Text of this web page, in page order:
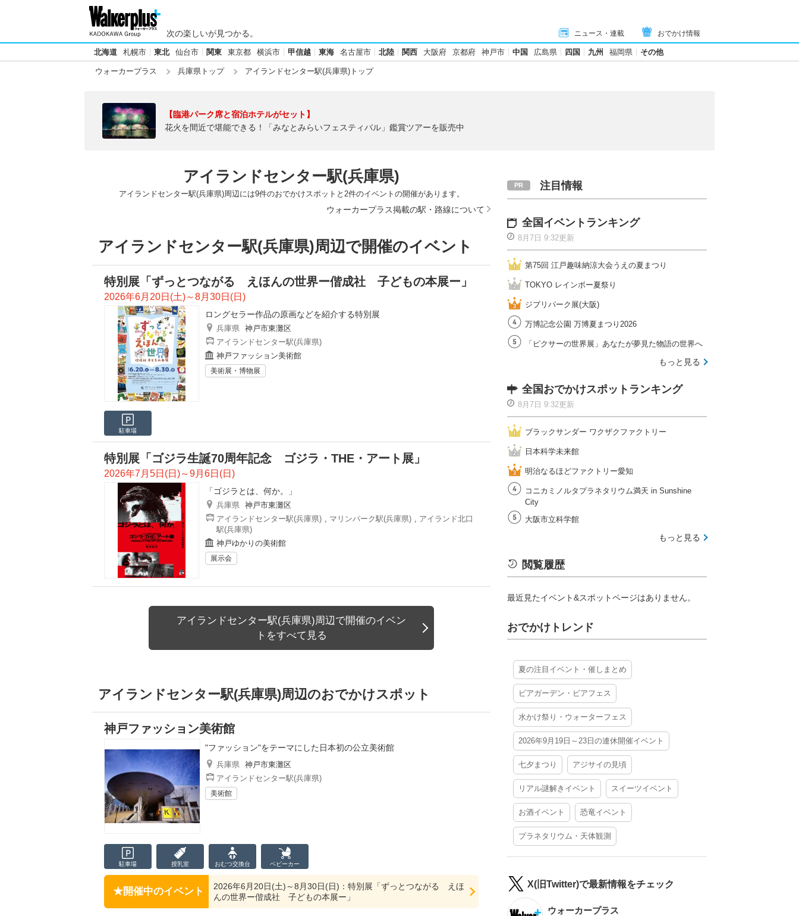
次の楽しいが見つかる。 ニュース・連載 おでかけ情報
北海道 札幌市 東北 仙台市 関東 東京都 横浜市 甲信越 東海 名古屋市 北陸 関西 大阪府 京都府 神戸市 中国 広島県 四国 九州 福岡県 その他
ウォーカープラス 兵庫県トップ アイランドセンター駅(兵庫県)トップ
【臨港パーク席と宿泊ホテルがセット】
花火を間近で堪能できる！「みなとみらいフェスティバル」鑑賞ツアーを販売中
アイランドセンター駅(兵庫県)
アイランドセンター駅(兵庫県)周辺には9件のおでかけスポットと2件のイベントの開催があります。
ウォーカープラス掲載の駅・路線について
アイランドセンター駅(兵庫県)周辺で開催のイベント
特別展「ずっとつながる えほんの世界ー偕成社 子どもの本展ー」
2026年6月20日(土)～8月30日(日)
ロングセラー作品の原画などを紹介する特別展
兵庫県 神戸市東灘区
アイランドセンター駅(兵庫県)
神戸ファッション美術館
美術展・博物展
駐車場
特別展「ゴジラ生誕70周年記念 ゴジラ・THE・アート展」
2026年7月5日(日)～9月6日(日)
「ゴジラとは、何か。」
兵庫県 神戸市東灘区
アイランドセンター駅(兵庫県) , マリンパーク駅(兵庫県) , アイランド北口
駅(兵庫県)
神戸ゆかりの美術館
展示会
アイランドセンター駅(兵庫県)周辺で開催のイベン
トをすべて見る
アイランドセンター駅(兵庫県)周辺のおでかけスポット
神戸ファッション美術館
"ファッション"をテーマにした日本初の公立美術館
兵庫県 神戸市東灘区
アイランドセンター駅(兵庫県)
美術館
駐車場 授乳室 おむつ交換台 ベビーカー
開催中のイベント
2026年6月20日(土)～8月30日(日)：特別展「ずっとつながる えほ
んの世界ー偕成社 子どもの本展ー」
注目情報
全国イベントランキング
8月7日 9:32更新
第75回 江戸趣味納涼大会うえの夏まつり
TOKYO レインボー夏祭り
ジブリパーク展(大阪)
万博記念公園 万博夏まつり2026
「ピクサーの世界展」あなたが夢見た物語の世界へ
もっと見る
全国おでかけスポットランキング
8月7日 9:32更新
ブラックサンダー ワクザクファクトリー
日本科学未来館
明治なるほどファクトリー愛知
コニカミノルタプラネタリウム満天 in Sunshine
City
大阪市立科学館
もっと見る
閲覧履歴
最近見たイベント&スポットページはありません。
おでかけトレンド
夏の注目イベント・催しまとめ
ビアガーデン・ビアフェス
水かけ祭り・ウォーターフェス
2026年9月19日～23日の連休開催イベント
七夕まつり アジサイの見頃
リアル謎解きイベント スイーツイベント
お酒イベント 恐竜イベント
プラネタリウム・天体観測
X(旧Twitter)で最新情報をチェック
ウォーカープラス